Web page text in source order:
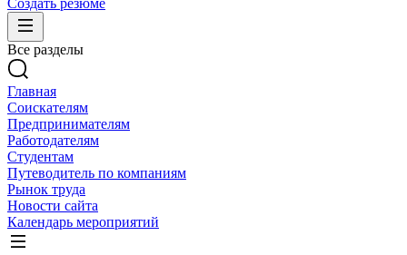
Создать резюме
Все разделы
Главная
Соискателям
Предпринимателям
Работодателям
Студентам
Путеводитель по компаниям
Рынок труда
Новости сайта
Календарь мероприятий